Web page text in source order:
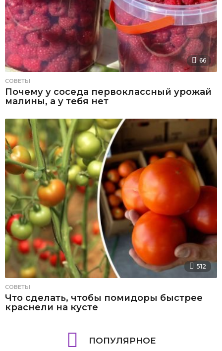
66
СОВЕТЫ
Почему у соседа первоклассный урожай
малины, а у тебя нет
512
СОВЕТЫ
Что сделать, чтобы помидоры быстрее
краснели на кусте
ПОПУЛЯРНОЕ